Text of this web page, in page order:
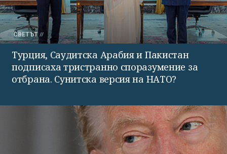
СВЕТЪТ
Турция, Саудитска Арабия и Пакистан
подписаха тристранно споразумение за
отбрана. Сунитска версия на НАТО?